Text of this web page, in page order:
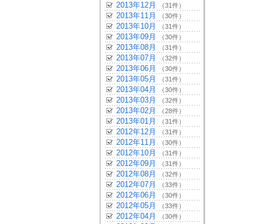
2013年12月 （31件）
2013年11月 （30件）
2013年10月 （31件）
2013年09月 （30件）
2013年08月 （31件）
2013年07月 （32件）
2013年06月 （30件）
2013年05月 （31件）
2013年04月 （30件）
2013年03月 （32件）
2013年02月 （28件）
2013年01月 （31件）
2012年12月 （31件）
2012年11月 （30件）
2012年10月 （31件）
2012年09月 （31件）
2012年08月 （32件）
2012年07月 （33件）
2012年06月 （30件）
2012年05月 （33件）
2012年04月 （30件）